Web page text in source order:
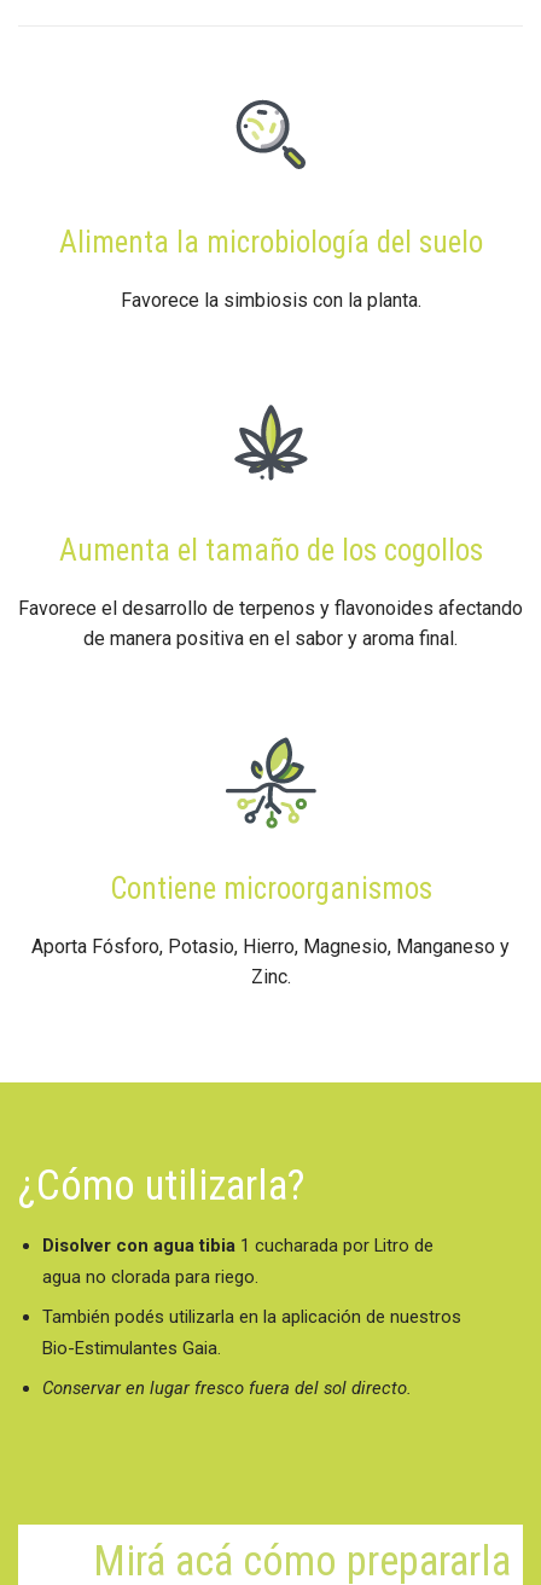
Alimenta la microbiología del suelo
Favorece la simbiosis con la planta.
Aumenta el tamaño de los cogollos
Favorece el desarrollo de terpenos y flavonoides afectando
de manera positiva en el sabor y aroma final.
Contiene microorganismos
Aporta Fósforo, Potasio, Hierro, Magnesio, Manganeso y
Zinc.
¿Cómo utilizarla?
Disolver con agua tibia 1 cucharada por Litro de
agua no clorada para riego.
También podés utilizarla en la aplicación de nuestros
Bio-Estimulantes Gaia.
Conservar en lugar fresco fuera del sol directo.
Mirá acá cómo prepararla